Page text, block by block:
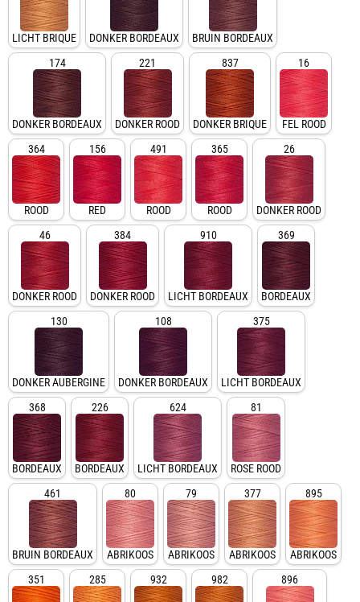
LICHT BRIQUE DONKER BORDEAUX
BRUIN BORDEAUX
174
DONKER BORDEAUX
221
DONKER ROOD
837
DONKER BRIQUE
16
FEL ROOD
364
ROOD
156
RED
491
ROOD
365
ROOD
26
DONKER ROOD
46
DONKER ROOD
384
DONKER ROOD
910
LICHT BORDEAUX
369
BORDEAUX
130
DONKER AUBERGINE
108
DONKER BORDEAUX
375
LICHT BORDEAUX
368
BORDEAUX
226
BORDEAUX
624
LICHT BORDEAUX
81
ROSE ROOD
461
BRUIN BORDEAUX
80
ABRIKOOS
79
ABRIKOOS
377
ABRIKOOS
895
ABRIKOOS
351
285 932 982 896